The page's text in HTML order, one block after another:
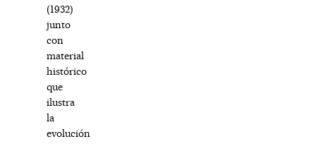
(1932)
junto
con
material
histórico
que
ilustra
la
evolución